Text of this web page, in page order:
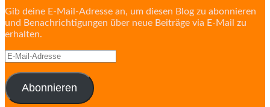
Gib deine E-Mail-Adresse an, um diesen Blog zu abonnieren
und Benachrichtigungen über neue Beiträge via E-Mail zu
erhalten.
E-
Adresse
Abonnieren